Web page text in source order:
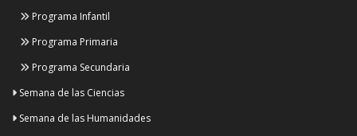
Programa Infantil
Programa Primaria
Programa Secundaria
Semana de las Ciencias
Semana de las Humanidades